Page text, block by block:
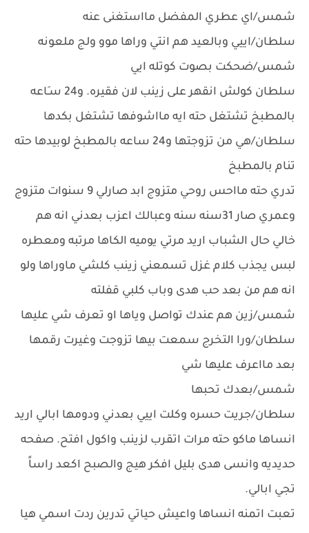
شمس/اي عطري المفضل مااستغنى عنه
سلطان/اييي وبالعيد هم انتي وراها موو ولج ملعونه
شمس/ضحكت بصوت كوتله ايي
سلطان كولش انقهر على زينب لان فقيره. و24 سـَاعه
بالمطبخ تشتغل حته ايه مااشوفها تشتغل بكدها
سلطان/هي من تزوجتها و24 ساعه بالمطبخ لوبيدها حته
تنام بالمطبخ
تدري حته مااحس روحي متزوج ابد صارلي 9 سنوات متزوج
وعمري صار 31سنه سنه وعبالك اعزب بعدني انه هم
خالي حال الشباب اريد مرتي يوميه الكاها مرتبه ومعطره
لبس يجذب كلام غزل تسمعني زينب كلشي ماوراها ولو
انه هم من بعد حب هدى وباب كلبي قفلته
شمس/زين هم عندك تواصل وياها او تعرف شي عليها
سلطان/ورا التخرج سمعت بيها تزوجت وغيرت رقمها
بعد مااعرف عليها شي
شمس/بعدك تحبها
سلطان/جريت حسره وكلت اييي بعدني ودومها ابالي اريد
انساها ماكو حته مرات اتقرب لزينب واكول افتح. صفحه
حديديه وانسى هدى بليل افكر هيج والصبح اكعد راساً
تجي ابالي.
تعبت اتمنه انساها واعيش حياتي تدرين ردت اسمي هيا